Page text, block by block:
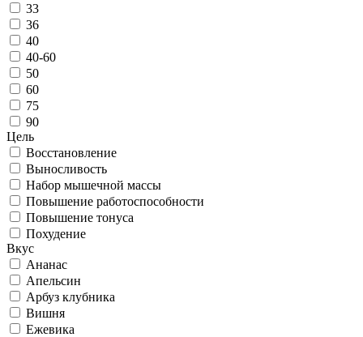
33
36
40
40-60
50
60
75
90
Цель
Восстановление
Выносливость
Набор мышечной массы
Повышение работоспособности
Повышение тонуса
Похудение
Вкус
Ананас
Апельсин
Арбуз клубника
Вишня
Ежевика